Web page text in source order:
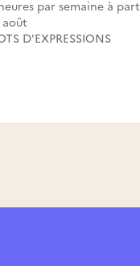
août
D'EXPRESSIONS